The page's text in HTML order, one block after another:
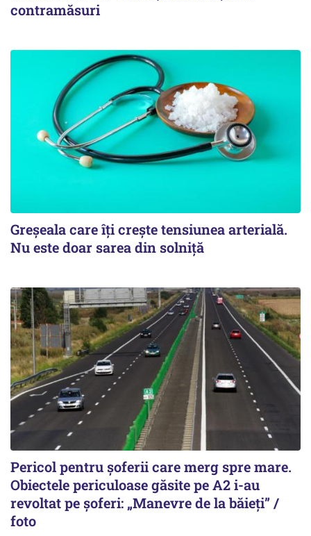
contramăsuri
Greșeala care îți crește tensiunea arterială.
Nu este doar sarea din solniță
Pericol pentru șoferii care merg spre mare.
Obiectele periculoase găsite pe A2 i-au
revoltat pe șoferi: „Manevre de la băieți” /
foto